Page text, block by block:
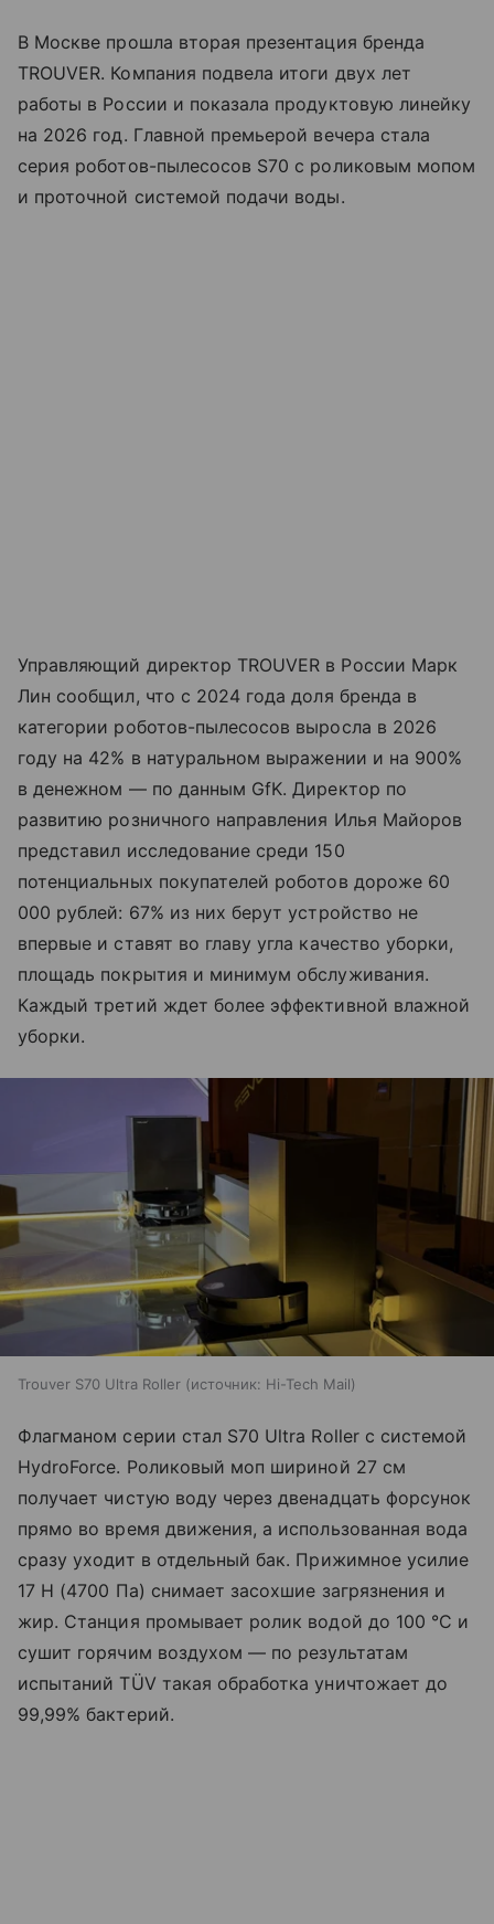
В Москве прошла вторая презентация бренда
TROUVER. Компания подвела итоги двух лет
работы в России и показала продуктовую линейку
на 2026 год. Главной премьерой вечера стала
серия роботов-пылесосов S70 с роликовым мопом
и проточной системой подачи воды.
Управляющий директор TROUVER в России Марк
Лин сообщил, что с 2024 года доля бренда в
категории роботов-пылесосов выросла в 2026
году на 42% в натуральном выражении и на 900%
в денежном — по данным GfK. Директор по
развитию розничного направления Илья Майоров
представил исследование среди 150
потенциальных покупателей роботов дороже 60
000 рублей: 67% из них берут устройство не
впервые и ставят во главу угла качество уборки,
площадь покрытия и минимум обслуживания.
Каждый третий ждет более эффективной влажной
уборки.
Trouver S70 Ultra Roller источник: Hi-Tech Mail
Флагманом серии стал S70 Ultra Roller с системой
HydroForce. Роликовый моп шириной 27 см
получает чистую воду через двенадцать форсунок
прямо во время движения, а использованная вода
сразу уходит в отдельный бак. Прижимное усилие
17 Н (4700 Па) снимает засохшие загрязнения и
жир. Станция промывает ролик водой до 100 °C и
сушит горячим воздухом — по результатам
испытаний TÜV такая обработка уничтожает до
99,99% бактерий.